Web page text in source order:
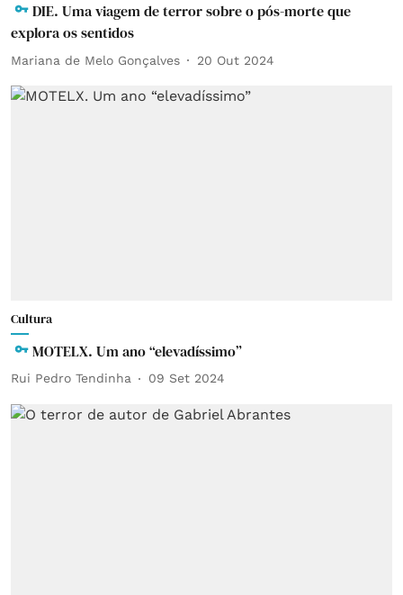
DIE. Uma viagem de terror sobre o pós-morte que
explora os sentidos
Mariana de Melo Gonçalves 20 Out 2024
Cultura
MOTELX. Um ano “elevadíssimo”
Rui Pedro Tendinha 09 Set 2024